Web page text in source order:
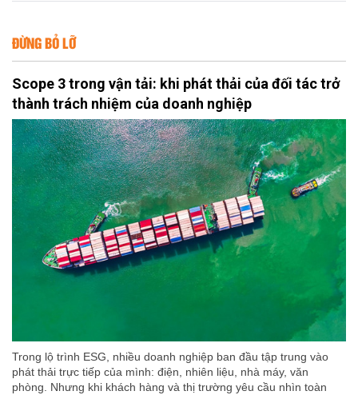
ĐỪNG BỎ LỠ
Scope 3 trong vận tải: khi phát thải của đối tác trở
thành trách nhiệm của doanh nghiệp
Trong lộ trình ESG, nhiều doanh nghiệp ban đầu tập trung vào
phát thải trực tiếp của mình: điện, nhiên liệu, nhà máy, văn
phòng. Nhưng khi khách hàng và thị trường yêu cầu nhìn toàn